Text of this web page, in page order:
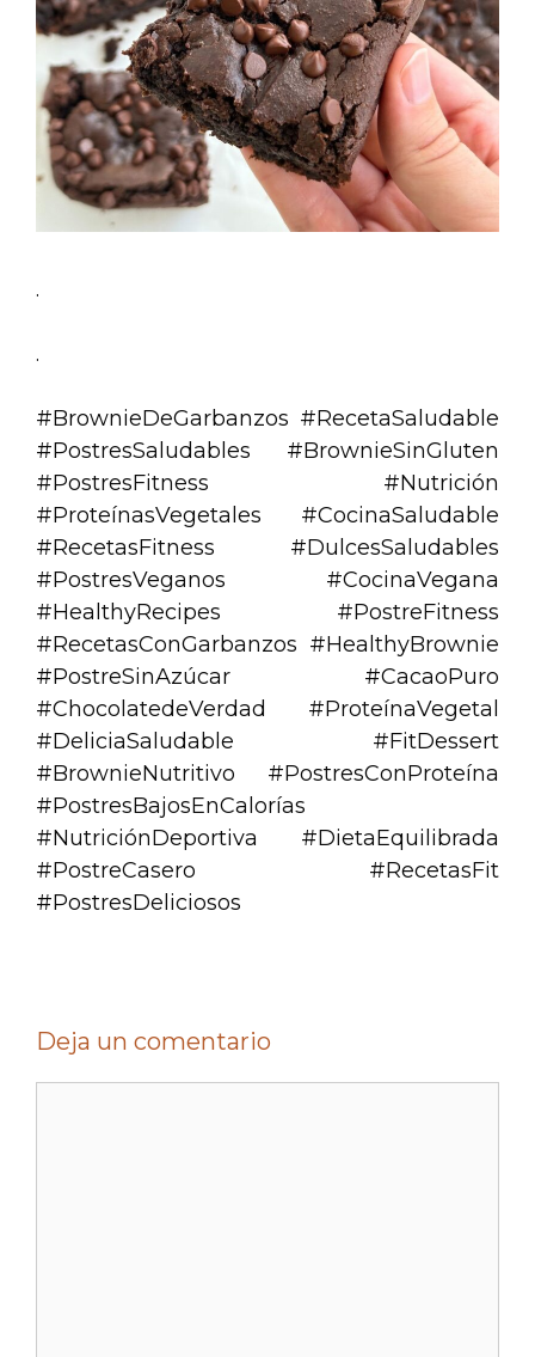
.
.
#BrownieDeGarbanzos #RecetaSaludable
#PostresSaludables #BrownieSinGluten
#PostresFitness #Nutrición
#ProteínasVegetales #CocinaSaludable
#RecetasFitness #DulcesSaludables
#PostresVeganos #CocinaVegana
#HealthyRecipes #PostreFitness
#RecetasConGarbanzos #HealthyBrownie
#PostreSinAzúcar #CacaoPuro
#ChocolatedeVerdad #ProteínaVegetal
#DeliciaSaludable #FitDessert
#BrownieNutritivo #PostresConProteína
#PostresBajosEnCalorías
#NutriciónDeportiva #DietaEquilibrada
#PostreCasero #RecetasFit
#PostresDeliciosos
Deja un comentario